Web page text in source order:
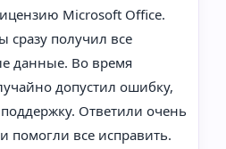
Microsoft Office.
сразу получил все
данные. Во время
допустил ошибку,
Ответили очень
помогли все исправить.